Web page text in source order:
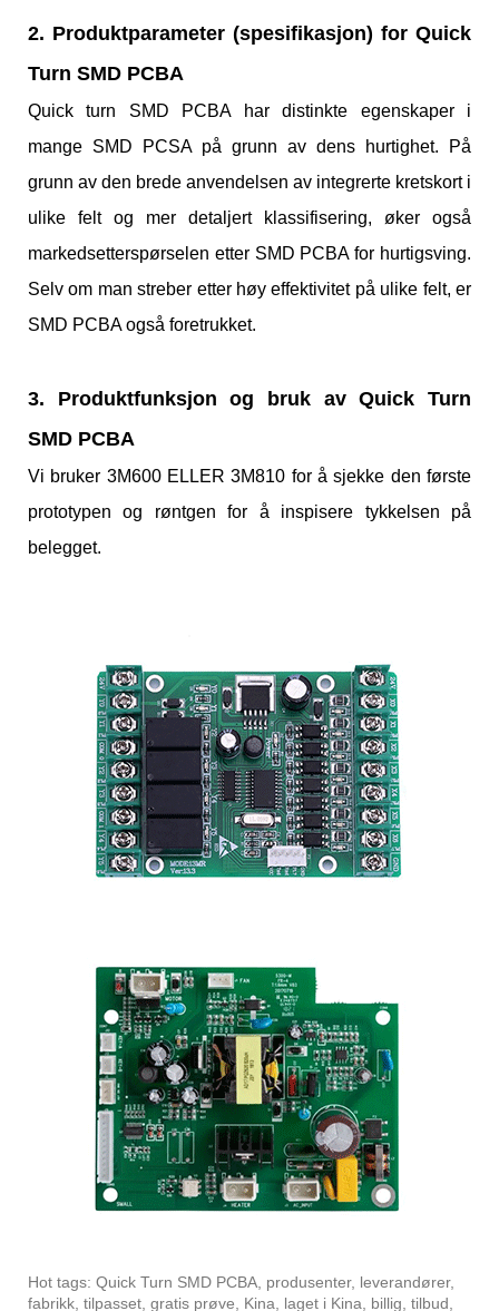
2. Produktparameter (spesifikasjon) for Quick
Turn SMD PCBA
Quick turn SMD PCBA har distinkte egenskaper i
mange SMD PCSA på grunn av dens hurtighet. På
grunn av den brede anvendelsen av integrerte kretskort i
ulike felt og mer detaljert klassifisering, øker også
markedsetterspørselen etter SMD PCBA for hurtigsving.
Selv om man streber etter høy effektivitet på ulike felt, er
SMD PCBA også foretrukket.
3. Produktfunksjon og bruk av Quick Turn
SMD PCBA
Vi bruker 3M600 ELLER 3M810 for å sjekke den første
prototypen og røntgen for å inspisere tykkelsen på
belegget.
Hot tags: Quick Turn SMD PCBA, produsenter, leverandører,
fabrikk, tilpasset, gratis prøve, Kina, laget i Kina, billig, tilbud,